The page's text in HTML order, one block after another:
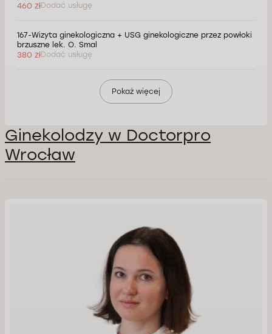
460 złDodać usługę
167-Wizyta ginekologiczna + USG ginekologiczne przez powłoki
brzuszne lek. O. Smal
380 złDodać usługę
Pokaż więcej
Ginekolodzy w Doctorpro
Wrocław